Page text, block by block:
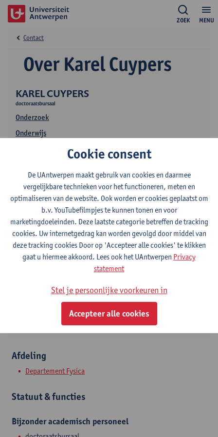
MENU
ZOEK
KAREL CUYPERS
doctoraatsbursaal
Onderzoek
Onderwijs
Over Karel Cuypers
Contact
Contact
Campus Groenenborger
Groenenborgerlaan 171
2020 Antwerpen, BEL
Afdeling
Departement Fysica
Statuut & functies
Bijzonder academisch personeel
Cookie consent
De UAntwerpen maakt gebruik van cookies en daarmee
vergelijkbare technieken voor het functioneren, meten en
optimaliseren van de website. Ook worden er cookies geplaatst om
b.v. YouTubefilmpjes te kunnen tonen en voor
marketingdoeleinden. Deze laatste categorie betreffen de tracking
cookies. Uw internetgedrag kan worden gevolgd door middel van
deze tracking cookies Door op 'Accepteer alle cookies' te klikken
gaat u hiermee akkoord. Lees ook het UAntwerpen Privacy
statement
Stel je persoonlijke voorkeuren in
Accepteer alle cookies